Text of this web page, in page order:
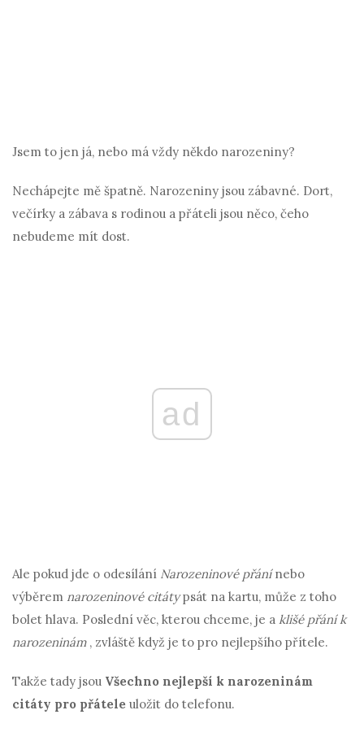
Jsem to jen já, nebo má vždy někdo narozeniny?
Nechápejte mě špatně. Narozeniny jsou zábavné. Dort,
večírky a zábava s rodinou a přáteli jsou něco, čeho
nebudeme mít dost.
ad
Ale pokud jde o odesílání Narozeninové přánínebo
výběrem narozeninové citátypsát na kartu, může z toho
bolet hlava. Poslední věc, kterou chceme, je a klišé přání k
narozeninám, zvláště když je to pro nejlepšího přítele.
Takže tady jsou Všechno nejlepší k narozeninám
citáty pro přátele uložit do telefonu.